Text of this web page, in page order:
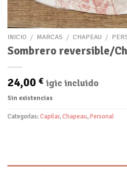
INICIO / MARCAS / CHAPEAU /
Sombrero reversible/
24,00 € igic incluido
Sin existencias
Categorías:Capilar,Chapeau,Personal